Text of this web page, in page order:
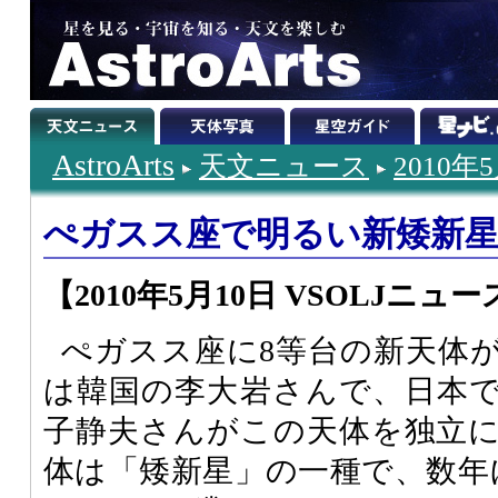
AstroArts 天文ニュース 2010年
ぺガスス座で明るい新矮新
【2010年5月10日 VSOLJニュー
ぺガスス座に8等台の新天体
は韓国の李大岩さんで、日本
子静夫さんがこの天体を独立
体は「矮新星」の一種で、数